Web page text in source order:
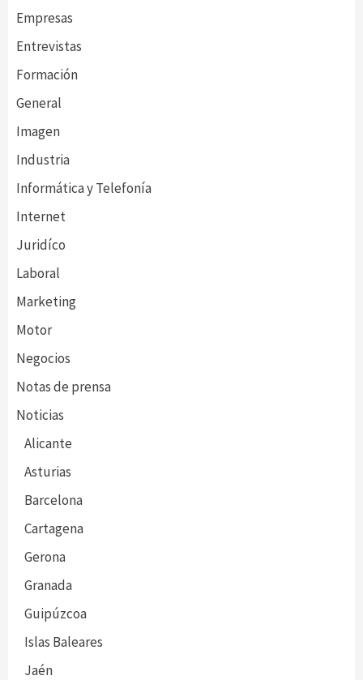
Empresas
Entrevistas
Formación
General
Imagen
Industria
Informática y Telefonía
Internet
Juridíco
Laboral
Marketing
Motor
Negocios
Notas de prensa
Noticias
Alicante
Asturias
Barcelona
Cartagena
Gerona
Granada
Guipúzcoa
Islas Baleares
Jaén